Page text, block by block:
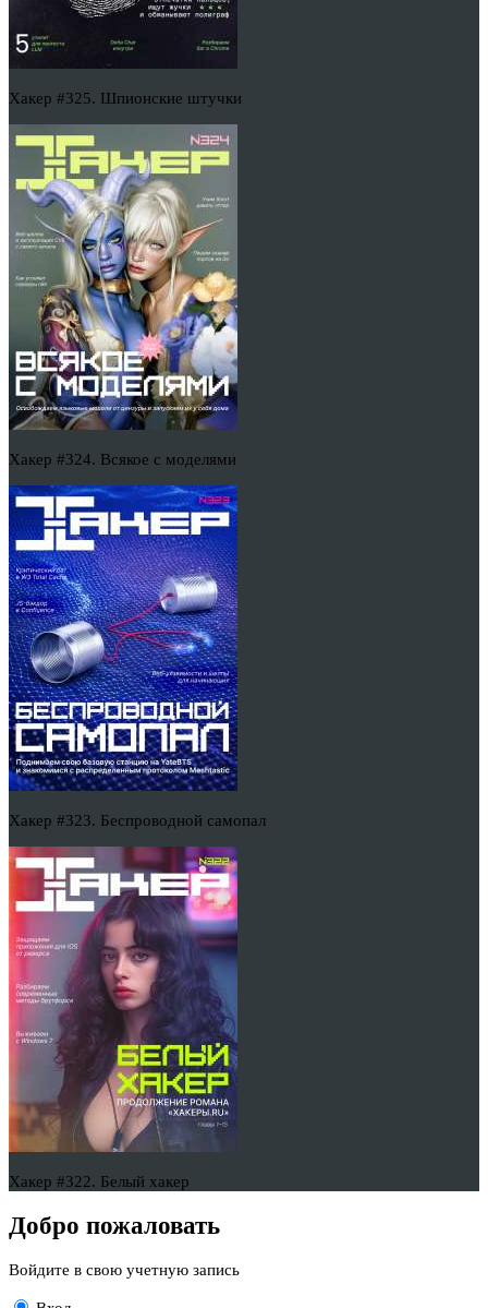
Хакер #325. Шпионские штучки
Хакер #324. Всякое с моделями
Хакер #323. Беспроводной самопал
Хакер #322. Белый хакер
Добро пожаловать
Войдите в свою учетную запись